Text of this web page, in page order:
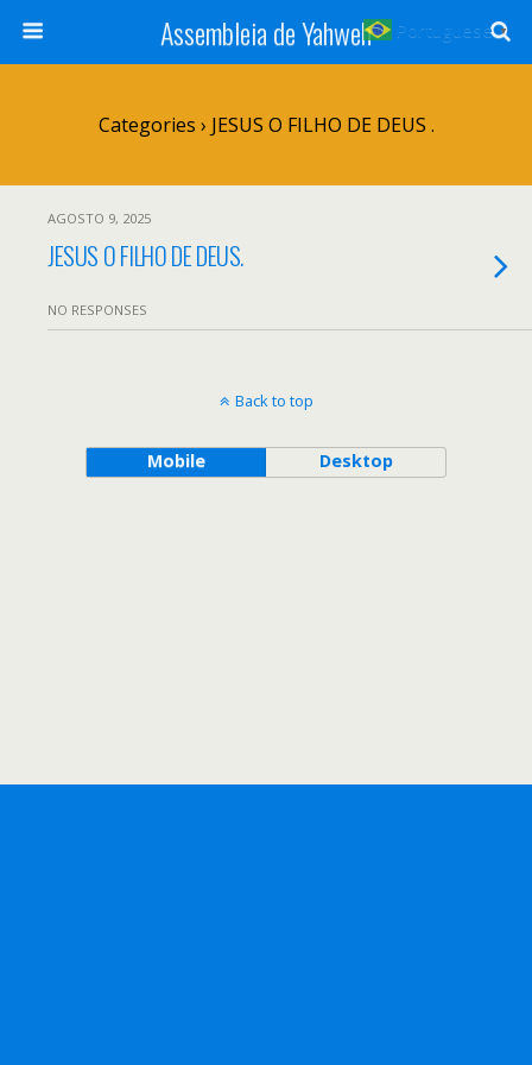
Assembleia de Yahweh
Categories › JESUS O FILHO DE DEUS .
AGOSTO 9, 2025
JESUS O FILHO DE DEUS.
NO RESPONSES
Back to top
Mobile Desktop
Portuguese ▼